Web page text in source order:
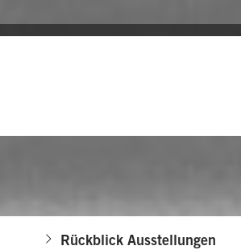
Rückblick Ausstellungen